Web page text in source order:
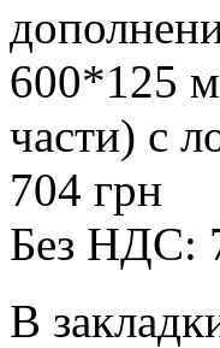
600*125
части) с
704 грн
Без НДС:
В